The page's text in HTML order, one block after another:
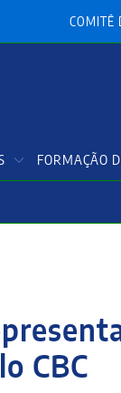
COMITÊ
FORMAÇÃO
CBC